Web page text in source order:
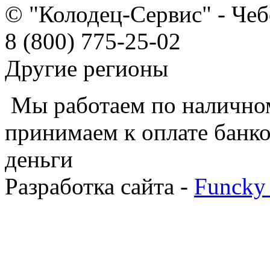
© "Колодец-Сервис" -
8 (800) 775-25-02
Другие регионы
Мы работаем по
принимаем к оплате
деньги
Разработка сайта -